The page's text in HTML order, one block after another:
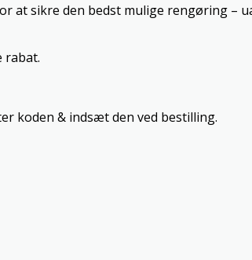
at sikre den bedst mulige rengøring –
rabat.
koden & indsæt den ved bestilling.